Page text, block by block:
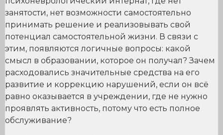
занятости, нет возможности самостоятельно
принимать решение и реализовывать свой
потенциал самостоятельной жизни. В связи с
этим, появляются логичные вопросы: какой
смысл в образовании, которое он получал? Зачем
расходовались значительные средства на его
развитие и коррекцию нарушений, если он всё
равно оказывается в учреждении, где не нужно
проявлять активность, потому что есть полное
обслуживание?